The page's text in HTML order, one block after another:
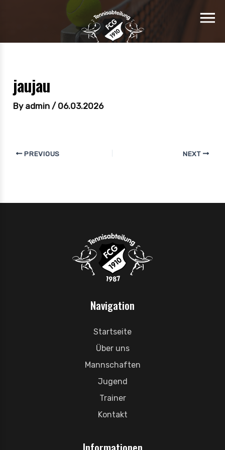
jaujau
By admin / 06.03.2026
PREVIOUS NEXT
Navigation
Startseite
Über uns
Mannschaften
Jugend
Trainer
Kontakt